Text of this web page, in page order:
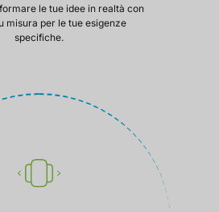
le tue idee in realtà con
misura per le tue esigenze
specifiche.